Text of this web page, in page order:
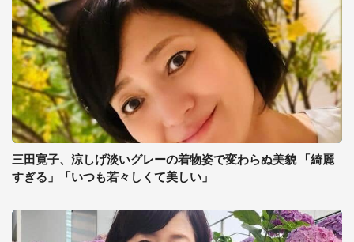
三田寛子、涼しげ淡いグレーの着物姿で変わらぬ美貌 「綺麗
すぎる」「いつも若々しくて美しい」